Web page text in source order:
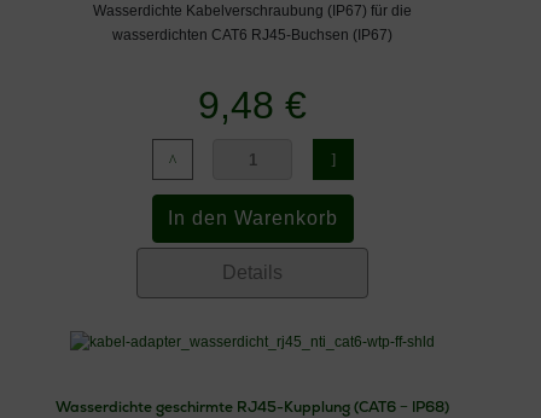
Wasserdichte Kabelverschraubung (IP67) für die
wasserdichten CAT6 RJ45-Buchsen (IP67)
9,48 €
Details
Wasserdichte geschirmte RJ45-Kupplung (CAT6 − IP68)